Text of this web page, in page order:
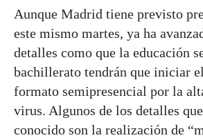
Aunque Madrid tiene previsto
este mismo martes, ya ha
detalles como que la educación
bachillerato tendrán que iniciar
formato semipresencial por la
virus. Algunos de los detalles
conocido son la realización de